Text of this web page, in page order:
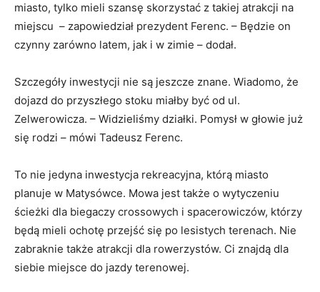
miasto, tylko mieli szansę skorzystać z takiej atrakcji na
miejscu – zapowiedział prezydent Ferenc. – Będzie on
czynny zarówno latem, jak i w zimie – dodał.
Szczegóły inwestycji nie są jeszcze znane. Wiadomo, że
dojazd do przyszłego stoku miałby być od ul.
Zelwerowicza. – Widzieliśmy działki. Pomysł w głowie już
się rodzi – mówi Tadeusz Ferenc.
To nie jedyna inwestycja rekreacyjna, którą miasto
planuje w Matysówce. Mowa jest także o wytyczeniu
ścieżki dla biegaczy crossowych i spacerowiczów, którzy
będą mieli ochotę przejść się po lesistych terenach. Nie
zabraknie także atrakcji dla rowerzystów. Ci znajdą dla
siebie miejsce do jazdy terenowej.